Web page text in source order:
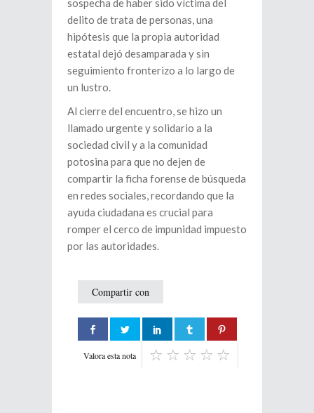
sospecha de haber sido víctima del
delito de trata de personas, una
hipótesis que la propia autoridad
estatal dejó desamparada y sin
seguimiento fronterizo a lo largo de
un lustro.
Al cierre del encuentro, se hizo un
llamado urgente y solidario a la
sociedad civil y a la comunidad
potosina para que no dejen de
compartir la ficha forense de búsqueda
en redes sociales, recordando que la
ayuda ciudadana es crucial para
romper el cerco de impunidad impuesto
por las autoridades.
Compartir con
Valora esta nota